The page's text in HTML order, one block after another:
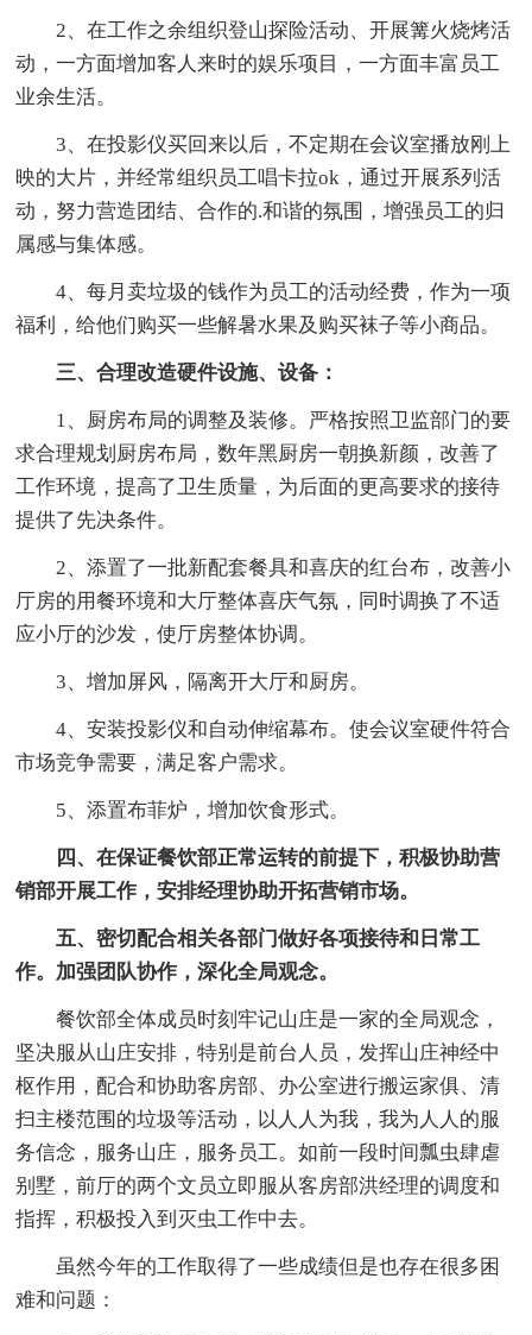
2、在工作之余组织登山探险活动、开展篝火烧烤活
动，一方面增加客人来时的娱乐项目，一方面丰富员工
业余生活。
3、在投影仪买回来以后，不定期在会议室播放刚上
映的大片，并经常组织员工唱卡拉ok，通过开展系列活
动，努力营造团结、合作的.和谐的氛围，增强员工的归
属感与集体感。
4、每月卖垃圾的钱作为员工的活动经费，作为一项
福利，给他们购买一些解暑水果及购买袜子等小商品。
三、合理改造硬件设施、设备：
1、厨房布局的调整及装修。严格按照卫监部门的要
求合理规划厨房布局，数年黑厨房一朝换新颜，改善了
工作环境，提高了卫生质量，为后面的更高要求的接待
提供了先决条件。
2、添置了一批新配套餐具和喜庆的红台布，改善小
厅房的用餐环境和大厅整体喜庆气氛，同时调换了不适
应小厅的沙发，使厅房整体协调。
3、增加屏风，隔离开大厅和厨房。
4、安装投影仪和自动伸缩幕布。使会议室硬件符合
市场竞争需要，满足客户需求。
5、添置布菲炉，增加饮食形式。
四、在保证餐饮部正常运转的前提下，积极协助营
销部开展工作，安排经理协助开拓营销市场。
五、密切配合相关各部门做好各项接待和日常工
作。加强团队协作，深化全局观念。
餐饮部全体成员时刻牢记山庄是一家的全局观念，
坚决服从山庄安排，特别是前台人员，发挥山庄神经中
枢作用，配合和协助客房部、办公室进行搬运家俱、清
扫主楼范围的垃圾等活动，以人人为我，我为人人的服
务信念，服务山庄，服务员工。如前一段时间瓢虫肆虐
别墅，前厅的两个文员立即服从客房部洪经理的调度和
指挥，积极投入到灭虫工作中去。
虽然今年的工作取得了一些成绩但是也存在很多困
难和问题：